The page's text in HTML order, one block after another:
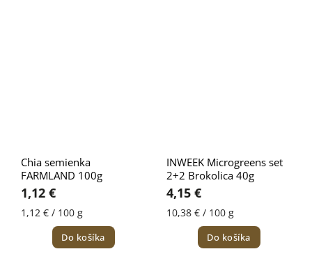
Chia semienka
FARMLAND 100g
1,12 €
1,12 € / 100 g
Do košíka
INWEEK Microgreens set
2+2 Brokolica 40g
4,15 €
10,38 € / 100 g
Do košíka